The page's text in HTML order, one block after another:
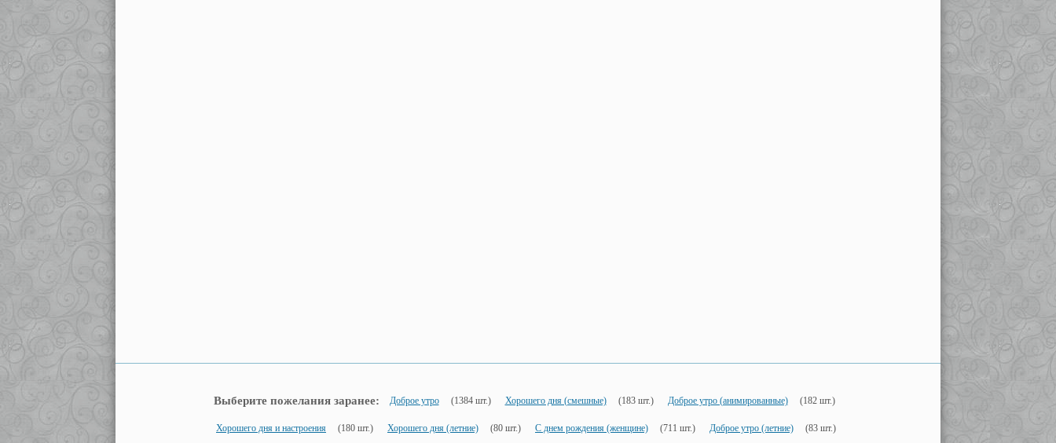
Выберите пожелания заранее: Доброе утро (1384 шт.) Хорошего дня (смешные) (183 шт.) Доброе утро (анимированные) (182 шт.)
Хорошего дня и настроения (180 шт.) Хорошего дня (летние) (80 шт.) С днем рождения (женщине) (711 шт.) Доброе утро (летние) (83 шт.)